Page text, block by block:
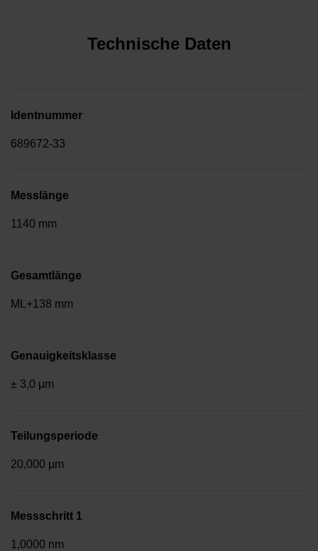
Technische Daten
Identnummer
689672-33
Messlänge
1140 mm
Gesamtlänge
ML+138 mm
Genauigkeitsklasse
± 3,0 µm
Teilungsperiode
20,000 µm
Messschritt 1
1,0000 nm